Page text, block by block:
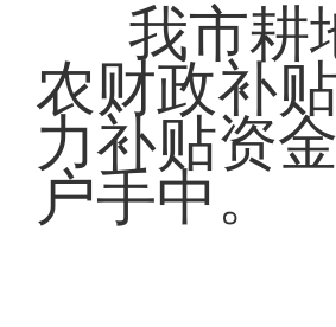
我市耕
农财政补
力补贴资
户手中。